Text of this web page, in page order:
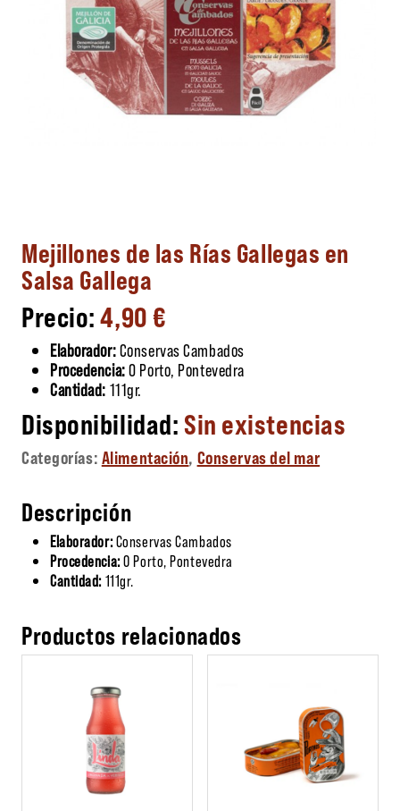
Mejillones de las Rías Gallegas en
Salsa Gallega
4,90€
Elaborador:Conservas Cambados
Procedencia:O Porto, Pontevedra
Cantidad: 111gr.
Sin existencias
Categorías: Alimentación, Conservas del mar
Descripción
Elaborador:Conservas Cambados
Procedencia:O Porto, Pontevedra
Cantidad: 111gr.
Productos relacionados